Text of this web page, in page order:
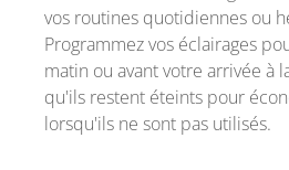
vos routines quotidiennes ou
Programmez vos éclairages
matin ou avant votre arrivée à
qu'ils restent éteints pour
lorsqu'ils ne sont pas utilisés.